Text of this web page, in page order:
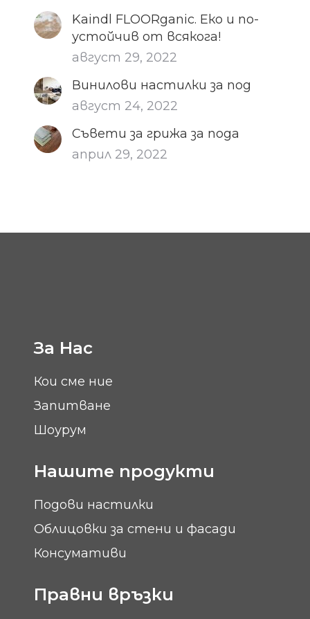
Kaindl FLOORganic. Еко и по-
устойчив от всякога!
август 29, 2022
Винилови настилки за под
август 24, 2022
Съвети за грижа за пода
април 29, 2022
За Нас
Кои сме ние
Запитване
Шоурум
Нашите продукти
Подови настилки
Облицовки за стени и фасади
Консумативи
Правни връзки